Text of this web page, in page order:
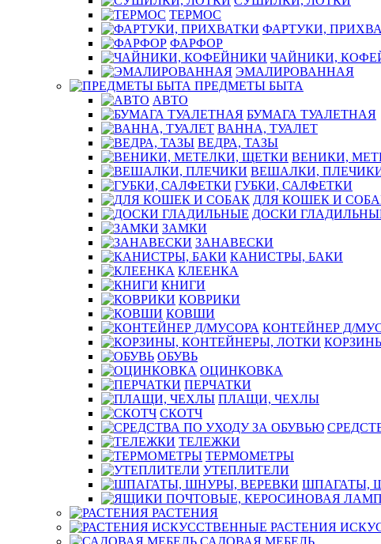
ТЕРМОС
ФАРТУКИ,
ФАРФОР
ЧАЙНИКИ,
ЭМАЛИРОВАННАЯ
ПРЕДМЕТЫ БЫТА
АВТО
БУМАГА ТУАЛЕТНАЯ
ВАННА, ТУАЛЕТ
ВЕДРА, ТАЗЫ
ВЕНИКИ,
ВЕШАЛКИ,
ГУБКИ, САЛФЕТКИ
ДЛЯ КОШЕК И
ДОСКИ
ЗАМКИ
ЗАНАВЕСКИ
КАНИСТРЫ, БАКИ
КЛЕЕНКА
КНИГИ
КОВРИКИ
КОВШИ
КОНТЕЙНЕР Д/
ОБУВЬ
ОЦИНКОВКА
ПЕРЧАТКИ
ПЛАЩИ, ЧЕХЛЫ
СКОТЧ
ТЕЛЕЖКИ
ТЕРМОМЕТРЫ
УТЕПЛИТЕЛИ
ШПАГАТЫ,
РАСТЕНИЯ
РАСТЕНИЯ
САДОВАЯ МЕБЕЛЬ